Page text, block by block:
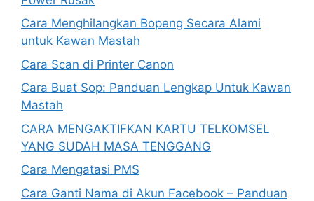
Cara Menghilangkan Bopeng Secara Alami
untuk Kawan Mastah
Cara Scan di Printer Canon
Cara Buat Sop: Panduan Lengkap Untuk Kawan
Mastah
CARA MENGAKTIFKAN KARTU TELKOMSEL
YANG SUDAH MASA TENGGANG
Cara Mengatasi PMS
Cara Ganti Nama di Akun Facebook – Panduan